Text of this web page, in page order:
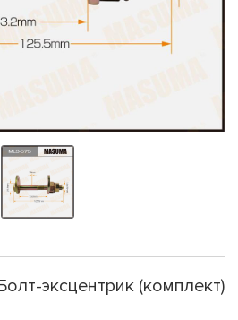
эксцентрик (комплект)